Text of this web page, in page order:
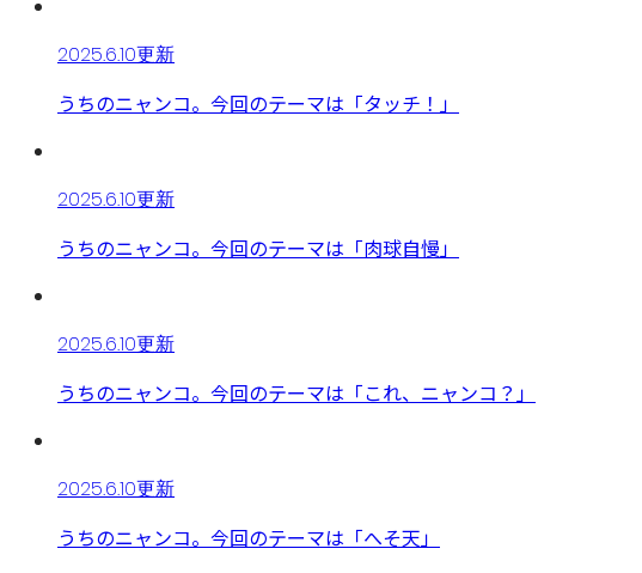
2025.6.10更新
うちのニャンコ。今回のテーマは「タッチ！」
2025.6.10更新
うちのニャンコ。今回のテーマは「肉球自慢」
2025.6.10更新
うちのニャンコ。今回のテーマは「これ、ニャンコ？」
2025.6.10更新
うちのニャンコ。今回のテーマは「へそ天」